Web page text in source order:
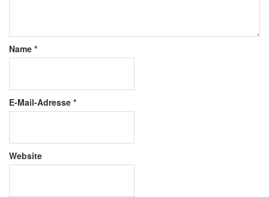
Name *
E-Mail-Adresse *
Website